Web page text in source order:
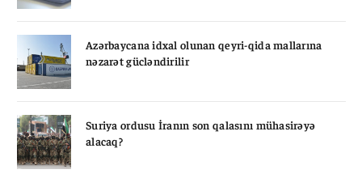
Azərbaycana idxal olunan qeyri-qida mallarına
nəzarət gücləndirilir
Suriya ordusu İranın son qalasını mühasirəyə
alacaq?